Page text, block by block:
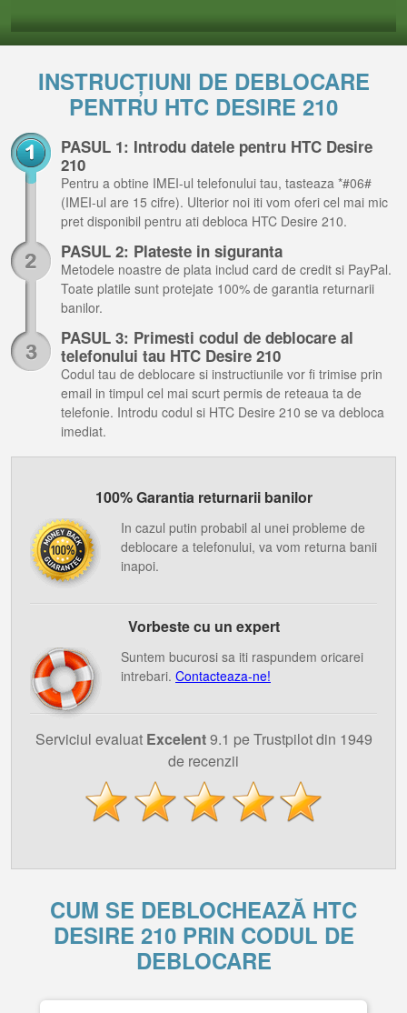
INSTRUCȚIUNI DE DEBLOCARE
PENTRU HTC DESIRE 210
PASUL 1: Introdu datele pentru HTC Desire
210
Pentru a obtine IMEI-ul telefonului tau, tasteaza *#06#
(IMEI-ul are 15 cifre). Ulterior noi iti vom oferi cel mai mic
pret disponibil pentru ati debloca HTC Desire 210.
PASUL 2: Plateste in siguranta
Metodele noastre de plata includ card de credit si PayPal.
Toate platile sunt protejate 100% de garantia returnarii
banilor.
PASUL 3: Primesti codul de deblocare al
telefonului tau HTC Desire 210
Codul tau de deblocare si instructiunile vor fi trimise prin
email in timpul cel mai scurt permis de reteaua ta de
telefonie. Introdu codul si HTC Desire 210 se va debloca
imediat.
100% Garantia returnarii banilor
In cazul putin probabil al unei probleme de
deblocare a telefonului, va vom returna banii
inapoi.
Vorbeste cu un expert
Suntem bucurosi sa iti raspundem oricarei
intrebari. Contacteaza-ne!
Serviciul evaluat Excelent9.1 pe Trustpilot din 1949
de recenzii
CUM SE DEBLOCHEAZĂ HTC
DESIRE 210 PRIN CODUL DE
DEBLOCARE